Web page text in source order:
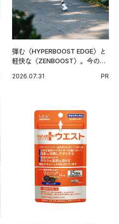
弾む〈HYPERBOOST EDGE〉と
軽快な〈ZENBOOST〉。今の時
出した新機軸。
2026.07.31 PR